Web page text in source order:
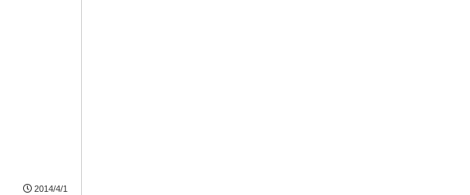
2014/4/1